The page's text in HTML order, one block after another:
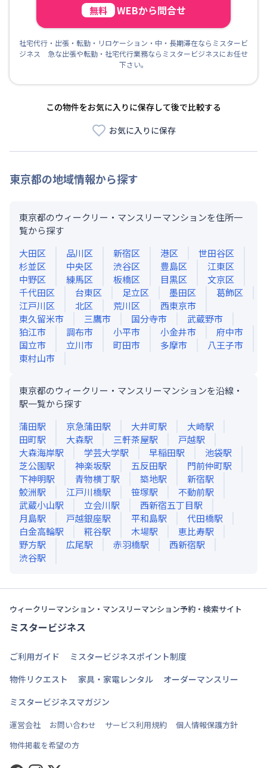
無料 WEBから問合せ
社宅代行・出張・転勤・リロケーション・中・長期滞在ならミスタービ
ジネス 急な出張や転勤・社宅代行業務ならミスタービジネスにお任せ
下さい。
この物件をお気に入りに保存して後で比較する
お気に入りに保存
東京都の地域情報から探す
東京都のウィークリー・マンスリーマンションを住所一
覧から探す
大田区
品川区 新宿区 港区
世田谷区
杉並区
中央区 渋谷区 豊島区
江東区
中野区
練馬区 板橋区 目黒区
文京区
千代田区
台東区 足立区 墨田区
葛飾区
江戸川区
北区 荒川区
西東京市
東久留米市
三鷹市 国分寺市
武蔵野市
狛江市
調布市 小平市 小金井市
府中市
国立市
立川市 町田市 多摩市
八王子市
東村山市
東京都のウィークリー・マンスリーマンションを沿線・
駅一覧から探す
蒲田駅 京急蒲田駅 大井町駅 大崎駅
田町駅 大森駅 三軒茶屋駅 戸越駅
大森海岸駅 学芸大学駅 早稲田駅 池袋駅
芝公園駅 神楽坂駅 五反田駅 門前仲町駅
下神明駅 青物横丁駅 築地駅 新宿駅
鮫洲駅 江戸川橋駅 笹塚駅 不動前駅
武蔵小山駅 立会川駅 西新宿五丁目駅
月島駅 戸越銀座駅 平和島駅 代田橋駅
白金高輪駅 糀谷駅 木場駅 恵比寿駅
野方駅 広尾駅 赤羽橋駅 西新宿駅
渋谷駅
ウィークリーマンション・マンスリーマンション予約・検索サイト
ミスタービジネス
ご利用ガイド
ミスタービジネスポイント制度
物件リクエスト
家具・家電レンタル
オーダーマンスリー
ミスタービジネスマガジン
運営会社 お問い合わせ サービス利用規約
個人情報保護方針
物件掲載を希望の方